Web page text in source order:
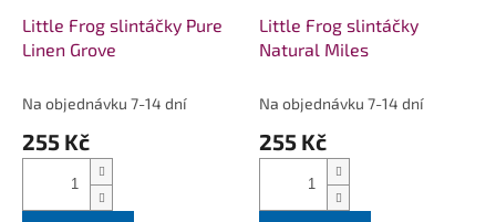
Little Frog slintáčky Pure
Linen Grove
Na objednávku 7-14 dní
255 Kč
Little Frog slintáčky
Natural Miles
Na objednávku 7-14 dní
255 Kč